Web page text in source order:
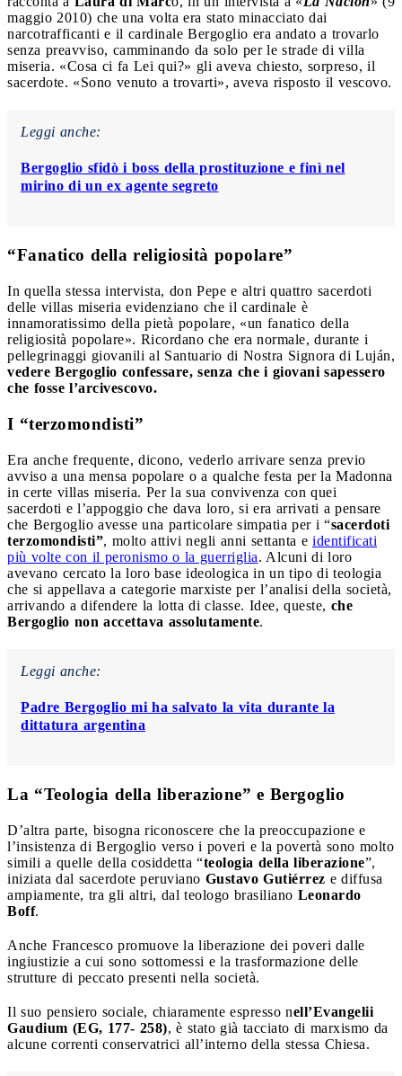
maggio 2010) che una volta era stato minacciato dai
narcotrafficanti e il cardinale Bergoglio era andato a trovarlo
senza preavviso, camminando da solo per le strade di villa
miseria. «Cosa ci fa Lei qui?» gli aveva chiesto, sorpreso, il
sacerdote. «Sono venuto a trovarti», aveva risposto il vescovo.
Leggi anche:
Bergoglio sfidò i boss della prostituzione e finì nel
mirino di un ex agente segreto
“Fanatico della religiosità popolare”
In quella stessa intervista, don Pepe e altri quattro sacerdoti
delle villas miseria evidenziano che il cardinale è
innamoratissimo della pietà popolare, «un fanatico della
religiosità popolare». Ricordano che era normale, durante i
pellegrinaggi giovanili al Santuario di Nostra Signora di Luján,
vedere Bergoglio confessare, senza che i giovani sapessero
che fosse l’arcivescovo.
I “terzomondisti”
Era anche frequente, dicono, vederlo arrivare senza previo
avviso a una mensa popolare o a qualche festa per la Madonna
in certe villas miseria. Per la sua convivenza con quei
sacerdoti e l’appoggio che dava loro, si era arrivati a pensare
che Bergoglio avesse una particolare simpatia per i “sacerdoti
terzomondisti”, molto attivi negli anni settanta e identificati
più volte con il peronismo o la guerriglia. Alcuni di loro
avevano cercato la loro base ideologica in un tipo di teologia
che si appellava a categorie marxiste per l’analisi della società,
arrivando a difendere la lotta di classe. Idee, queste, che
Bergoglio non accettava assolutamente.
Leggi anche:
Padre Bergoglio mi ha salvato la vita durante la
dittatura argentina
La “Teologia della liberazione” e Bergoglio
D’altra parte, bisogna riconoscere che la preoccupazione e
l’insistenza di Bergoglio verso i poveri e la povertà sono molto
simili a quelle della cosiddetta “teologia della liberazione”,
iniziata dal sacerdote peruviano Gustavo Gutiérrez e diffusa
ampiamente, tra gli altri, dal teologo brasiliano Leonardo
Boff.
Anche Francesco promuove la liberazione dei poveri dalle
ingiustizie a cui sono sottomessi e la trasformazione delle
strutture di peccato presenti nella società.
Il suo pensiero sociale, chiaramente espresso nell’Evangelii
Gaudium (EG, 177- 258), è stato già tacciato di marxismo da
alcune correnti conservatrici all’interno della stessa Chiesa.